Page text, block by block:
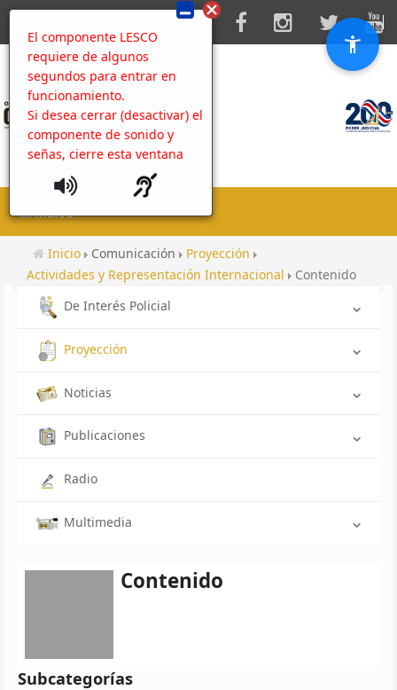
El componente LESCO
requiere de algunos
segundos para entrar en
funcionamiento.
Si desea cerrar (desactivar) el
componente de sonido y
señas, cierre esta ventana
MENU
Inicio Comunicación
Proyección
Actividades y Representación Internacional
Contenido
De Interés Policial
Proyección
Noticias
Publicaciones
Radio
Multimedia
Contenido
Subcategorías